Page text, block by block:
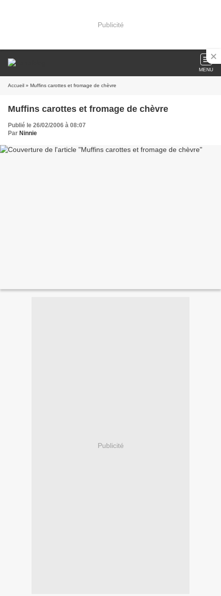
Publicité
MENU
Accueil » Muffins carottes et fromage de chèvre
Muffins carottes et fromage de chèvre
Publié le 26/02/2006 à 08:07
Par Ninnie
Publicité